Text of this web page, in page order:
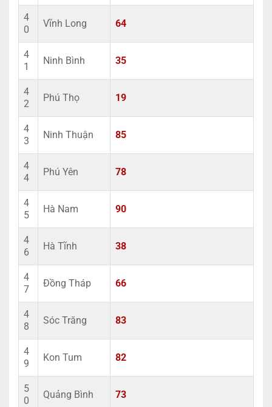
4
0
Vĩnh Long 64
4
1
Ninh Bình 35
4
2
Phú Thọ 19
4
3
Ninh Thuận 85
4
4
Phú Yên 78
4
5
Hà Nam 90
4
6
Hà Tĩnh 38
4
7
Đồng Tháp 66
4
8
Sóc Trăng 83
4
9
Kon Tum 82
5
0
Quảng Bình 73